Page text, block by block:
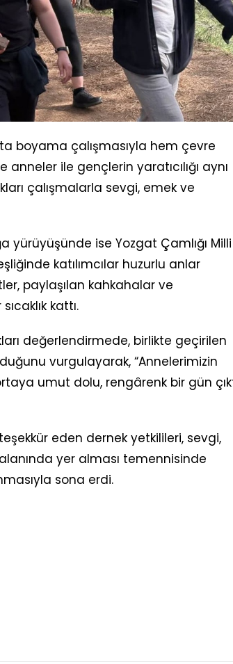
boyama çalışmasıyla hem çevre
ile gençlerin yaratıcılığı aynı
çalışmalarla sevgi, emek ve
yürüyüşünde ise Yozgat Çamlığı Milli
katılımcılar huzurlu anlar
paylaşılan kahkahalar ve
kattı.
değerlendirmede, birlikte geçirilen
vurgulayarak, “Annelerimizin
umut dolu, rengârenk bir gün
eden dernek yetkilileri, sevgi,
yer alması temennisinde
sona erdi.